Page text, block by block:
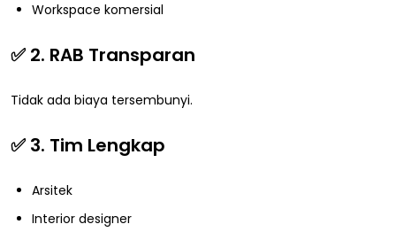
Workspace komersial
✅ 2. RAB Transparan
Tidak ada biaya tersembunyi.
✅ 3. Tim Lengkap
Arsitek
Interior designer